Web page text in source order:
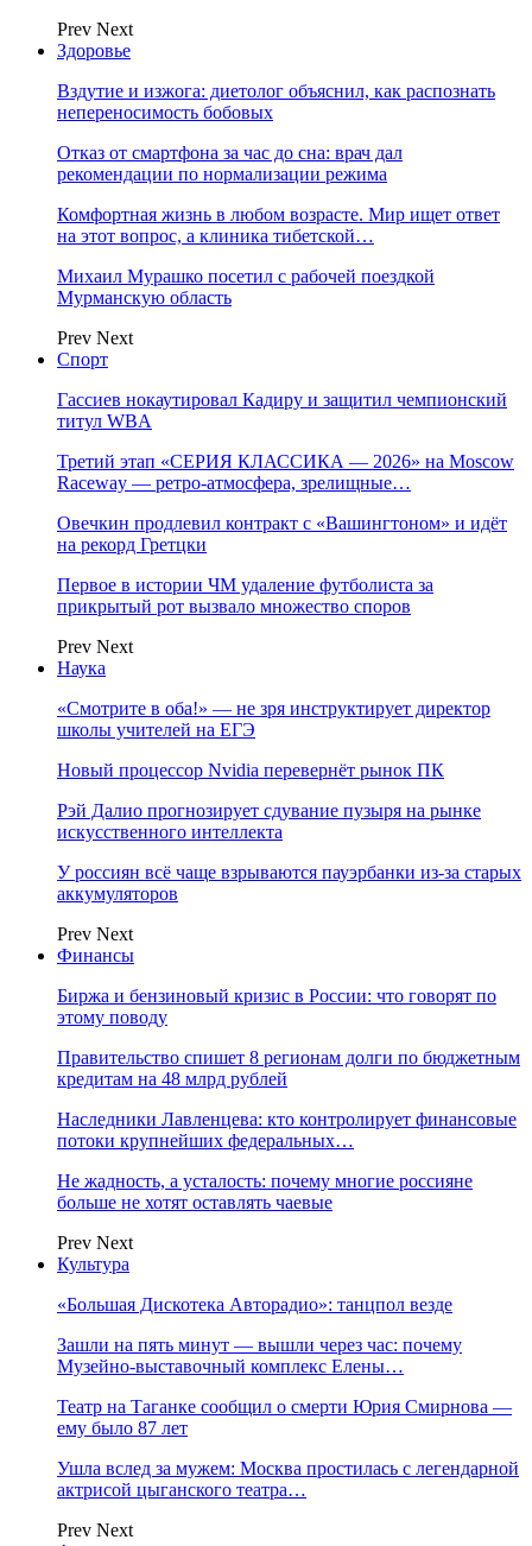
Prev Next
Здоровье
Вздутие и изжога: диетолог объяснил, как распознать
непереносимость бобовых
Отказ от смартфона за час до сна: врач дал
рекомендации по нормализации режима
Комфортная жизнь в любом возрасте. Мир ищет ответ
на этот вопрос, а клиника тибетской…
Михаил Мурашко посетил с рабочей поездкой
Мурманскую область
Prev Next
Спорт
Гассиев нокаутировал Кадиру и защитил чемпионский
титул WBA
Третий этап «СЕРИЯ КЛАССИКА — 2026» на Moscow
Raceway — ретро‑атмосфера, зрелищные…
Овечкин продлевил контракт с «Вашингтоном» и идёт
на рекорд Гретцки
Первое в истории ЧМ удаление футболиста за
прикрытый рот вызвало множество споров
Prev Next
Наука
«Смотрите в оба!» — не зря инструктирует директор
школы учителей на ЕГЭ
Новый процессор Nvidia перевернёт рынок ПК
Рэй Далио прогнозирует сдувание пузыря на рынке
искусственного интеллекта
У россиян всё чаще взрываются пауэрбанки из-за старых
аккумуляторов
Prev Next
Финансы
Биржа и бензиновый кризис в России: что говорят по
этому поводу
Правительство спишет 8 регионам долги по бюджетным
кредитам на 48 млрд рублей
Наследники Лавленцева: кто контролирует финансовые
потоки крупнейших федеральных…
Не жадность, а усталость: почему многие россияне
больше не хотят оставлять чаевые
Prev Next
Культура
«Большая Дискотека Авторадио»: танцпол везде
Зашли на пять минут — вышли через час: почему
Музейно-выставочный комплекс Елены…
Театр на Таганке сообщил о смерти Юрия Смирнова —
ему было 87 лет
Ушла вслед за мужем: Москва простилась с легендарной
актрисой цыганского театра…
Prev Next